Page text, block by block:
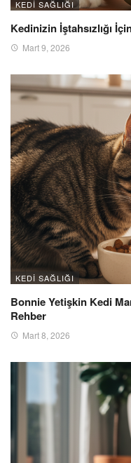
KEDI SAĞLIĞI
Kedinizin İştahsızlığı
Mart 9, 2026
KEDI SAĞLIĞI
Bonnie Yetişkin Kedi
Rehber
Mart 8, 2026